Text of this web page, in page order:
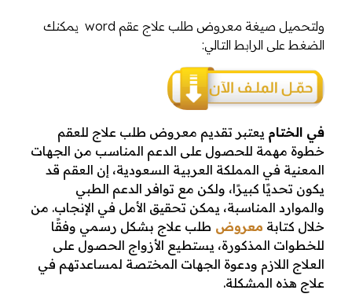
ولتحميل صيغة معروض طلب علاج عقم word يمكنك
الضغط على الرابط التالي:
في الختام يعتبر تقديم معروض طلب علاج للعقم
خطوة مهمة للحصول على الدعم المناسب من الجهات
المعنية في المملكة العربية السعودية، إن العقم قد
يكون تحديًا كبيرًا، ولكن مع توافر الدعم الطبي
والموارد المناسبة، يمكن تحقيق الأمل في الإنجاب. من
خلال كتابة معروض طلب علاج بشكل رسمي وفقًا
للخطوات المذكورة، يستطيع الأزواج الحصول على
العلاج اللازم ودعوة الجهات المختصة لمساعدتهم في
علاج هذه المشكلة.